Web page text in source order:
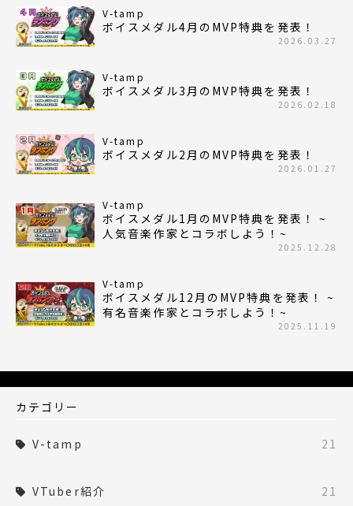
V-tamp
ボイスメダル4月のMVP特典を発表！
2026.03.27
V-tamp
ボイスメダル3月のMVP特典を発表！
2026.02.18
V-tamp
ボイスメダル2月のMVP特典を発表！
2026.01.27
V-tamp
ボイスメダル1月のMVP特典を発表！ ~
人気音楽作家とコラボしよう！~
2025.12.28
V-tamp
ボイスメダル12月のMVP特典を発表！ ~
有名音楽作家とコラボしよう！~
2025.11.19
カテゴリー
V-tamp 21
VTuber紹介 21